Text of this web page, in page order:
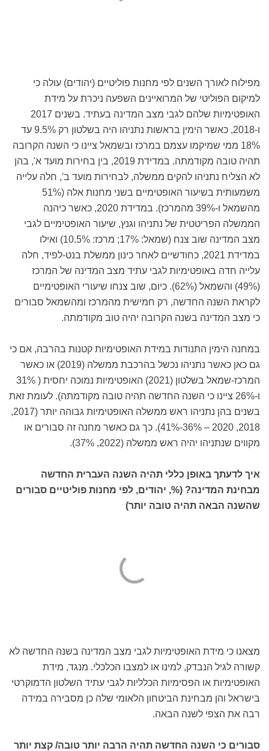
מפילוח לאורך השנים לפי מחנות פוליטיים (יהודים) עולה כי
למיקום הפוליטי של המרואיינים השפעה ניכרת על מידת
האופטימיות שלהם לגבי מצב המדינה בעתיד. בשנים 2017
ו-2018, כאשר הימין בראשות נתניהו היה בשלטון רק 9.5% עד
18% ממי שמיקמו עצמם במרכז ובשמאל ציינו כי השנה הקרובה
תהיה טובה מקודמתה. במדידת 2019, בין בחירות מועד א', בהן
לא הצליח נתניהו להקים ממשלה, לבחירות מועד ב', חלה עלייה
משמעותית בשיעור האופטימיים בשני מחנות אלה (51%
מהשמאל ו-39% מהמרכז). במדידת 2020, כאשר כיהנה
הממשלה הפריטטית של נתניהו וגנץ, שיעור האופטימיים לגבי
מצב המדינה שוב צנח (שמאל: 17%; מרכז: 10.5%) ואילו
במדידת 2021, כחודשיים לאחר כינון ממשלת בנט-לפיד, חלה
עלייה חדה באופטימיות לגבי עתיד מצב המדינה של המרכז
(49%) והשמאל (62%). כיום, שוב צנחו שיעורי האופטימיים
לקראת השנה החדשה, רק חמישית מהמרכז ומהשמאל סבורים
כי מצב המדינה בשנה הקרובה יהיה טוב מקודמתה.
במחנה הימין התנודות במידת האופטימיות קטנות בהרבה, אם כי
גם כאן כאשר נתניהו נכשל בהרכבת ממשלה (2019) או כאשר
המרכז-שמאל בשלטון (2021) האופטימיות נמוכה יחסית ( 31%
ו-26% ציינו כי השנה החדשה תהיה טובה מקודמתה). לעומת זאת
בשנים בהן נתניהו ראש ממשלה האופטימיות גבוהה יותר (2017,
2018, 2020 – 36%-41%). כך גם כאשר מחנה זה סבורים או
מקווים שנתניהו יהיה ראש ממשלה (2022, 37%).
איך לדעתך באופן כללי תהיה השנה העברית החדשה
מבחינת המדינה? (%, יהודים, לפי מחנות פוליטיים סבורים
שהשנה הבאה תהיה טובה יותר)
מצאנו כי מידת האופטימיות לגבי מצב המדינה בשנה החדשה לא
קשורה לגיל הנבדק, למינו או למצבו הכלכלי. מנגד, מידת
האופטימיות או הפסימיות הכלליות לגבי עתיד השלטון הדמוקרטי
בישראל והן מבחינת הביטחון הלאומי שלה כן מסבירה במידה
רבה את הצפי לשנה הבאה.
סבורים כי השנה החדשה תהיה הרבה יותר טובה/ קצת יותר